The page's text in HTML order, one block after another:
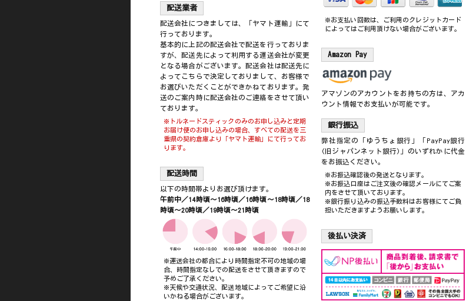
配送業者
配送会社につきましては、「ヤマト運輸」にて
行っております。
基本的に上記の配送会社で配送を行っておりま
すが、配送先によって利用する運送会社が変更
となる場合がございます。配送会社は配送先に
よってこちらで決定しておりまして、お客様で
お選びいただくことができかねております。発
送のご案内時に配送会社のご連絡をさせて頂い
ております。
※トルネードスティックのみのお申し込みと定期
お届け便のお申し込みの場合、すべての配送を三
重県の契約倉庫より「ヤマト運輸」にて行ってお
ります。
配送時間
以下の時間帯よりお選び頂けます。
午前中／14時頃～16時頃／16時頃～18時頃／18
時頃～20時頃／19時頃～21時頃
※運送会社の都合により時間指定不可の地域の場
合、時間指定なしでの配送をさせて頂きますので
予めご了承ください。
※天候や交通状況、配送地域によってご希望に沿
いかねる場合がございます。
※お支払い回数は、ご利用のクレジットカード
によってはご利用頂けない場合がございます。
Amazon Pay
アマゾンのアカウントをお持ちの方は、アカ
ウント情報でお支払いが可能です。
銀行振込
弊社指定の
「ゆうちょ銀行」「PayPay銀行
(旧ジャパンネット銀行)」のいずれかに代金
をお振込ください。
※お振込確認後の発送となります。
※お振込口座はご注文後の確認メールにてご案
内をさせて頂いております。
※銀行振り込みの振込手数料はお客様にてご負
担いただきますようお願いします。
後払い決済